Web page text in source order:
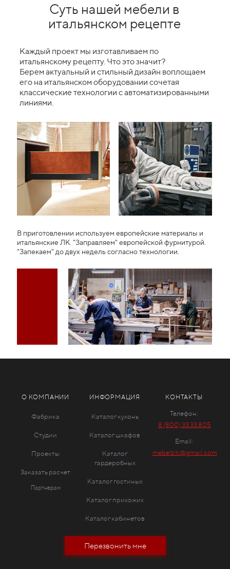
Суть нашей мебели в
итальянском рецепте
Каждый проект мы изготавливаем по
итальянскому рецепту. Что это значит?
Берем актуальный и стильный дизайн воплощаем
его на итальянском оборудовании сочетая
классические технологии с автоматизированными
линиями.
В приготовлении используем европейские материалы и
итальянские ЛК. "Заправляем" европейской фурнитурой.
"Запекаем" до двух недель согласно технологии.
О КОМПАНИИ
Фабрика
Студии
Проекты
Заказать расчет
Партнерам
ИНФОРМАЦИЯ
Каталог кухонь
Каталог шкафов
Каталог
гардеробных
Каталог гостиных
Каталог прихожих
Каталог кабинетов
КОНТАКТЫ
Телефон:
8 (800) 33 33 805
Email:
mebelziti@gmail.com
Перезвонить мне